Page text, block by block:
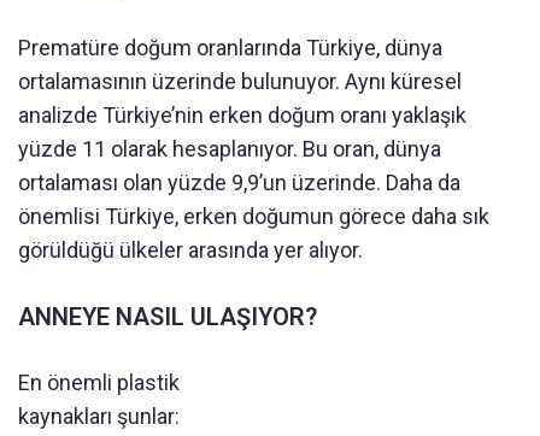
Prematüre doğum oranlarında Türkiye, dünya
ortalamasının üzerinde bulunuyor. Aynı küresel
analizde Türkiye’nin erken doğum oranı yaklaşık
yüzde 11 olarak hesaplanıyor. Bu oran, dünya
ortalaması olan yüzde 9,9’un üzerinde. Daha da
önemlisi Türkiye, erken doğumun görece daha sık
görüldüğü ülkeler arasında yer alıyor.
ANNEYE NASIL ULAŞIYOR?
En önemli plastik
kaynakları şunlar: